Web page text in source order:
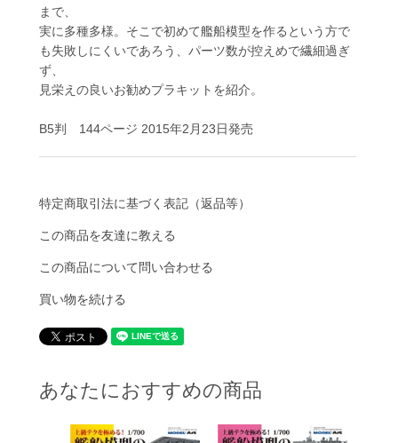
まで、
実に多種多様。そこで初めて艦船模型を作るという方で
も失敗しにくいであろう、パーツ数が控えめで繊細過ぎ
ず、
見栄えの良いお勧めプラキットを紹介。
B5判 144ページ 2015年2月23日発売
特定商取引法に基づく表記（返品等）
この商品を友達に教える
この商品について問い合わせる
買い物を続ける
あなたにおすすめの商品